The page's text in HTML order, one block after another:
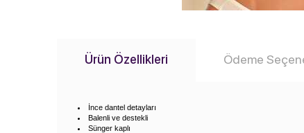
Ürün Özellikleri Ödeme
İnce dantel detayları
Balenli ve destekli
Sünger kaplı